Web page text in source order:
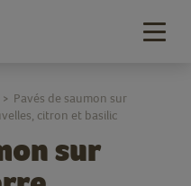
sur
> Pavés de saumon sur
citron et basilic